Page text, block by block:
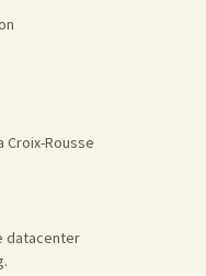
Croix-Rousse
datacenter